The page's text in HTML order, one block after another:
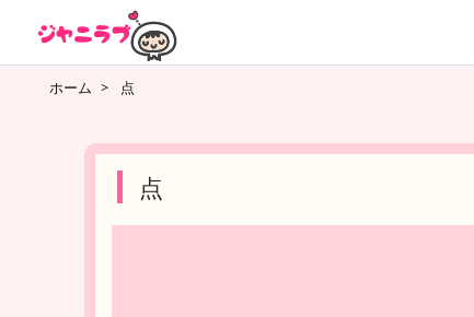
ホーム > 点
点